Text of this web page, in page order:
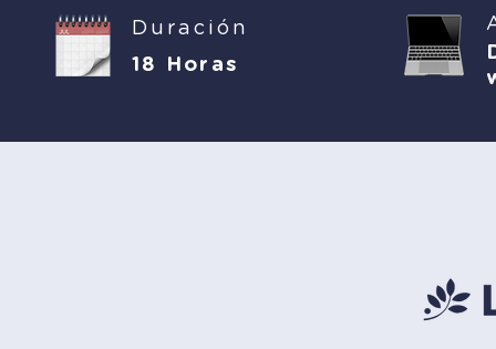
Duración
18 Horas